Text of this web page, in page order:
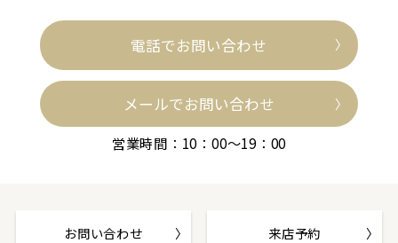
電話でお問い合わせ
メールでお問い合わせ
営業時間：10：00～19：00
お問い合わせ 来店予約